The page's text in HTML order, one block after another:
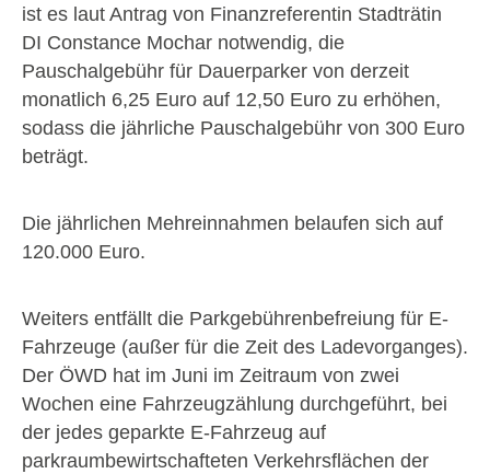
ist es laut Antrag von Finanzreferentin Stadträtin
DI Constance Mochar notwendig, die
Pauschalgebühr für Dauerparker von derzeit
monatlich 6,25 Euro auf 12,50 Euro zu erhöhen,
sodass die jährliche Pauschalgebühr von 300 Euro
beträgt.
Die jährlichen Mehreinnahmen belaufen sich auf
120.000 Euro.
Weiters entfällt die Parkgebührenbefreiung für E-
Fahrzeuge (außer für die Zeit des Ladevorganges).
Der ÖWD hat im Juni im Zeitraum von zwei
Wochen eine Fahrzeugzählung durchgeführt, bei
der jedes geparkte E-Fahrzeug auf
parkraumbewirtschafteten Verkehrsflächen der